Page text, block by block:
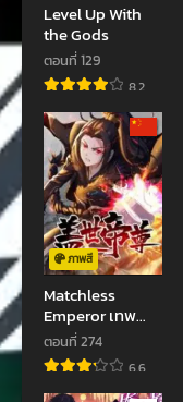
ตอนที่ 1125
กันยายน 7, 2024
ตอนที่ 1123
สิงหาคม 20, 2024
ตอนที่ 1121
กรกฎาคม 23, 2024
ตอนที่ 1119
กรกฎาคม 12, 2024
ตอนที่ 1117
มิถุนายน 17, 2024
ตอนที่ 1115
พฤษภาคม 26, 2024
Level Up With
the Gods
ตอนที่ 129
8.2
ภาพสี
Matchless
Emperor เทพ
อสูรกลืนกินนภา
ตอนที่ 274
6.6